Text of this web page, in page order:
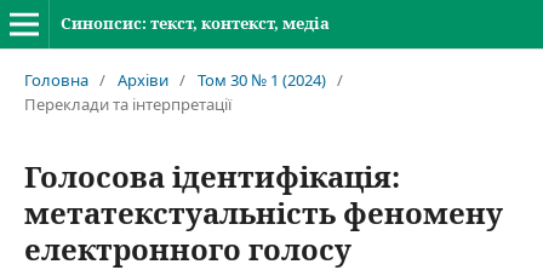
Синопсис: текст, контекст, медіа
Головна / Архіви / Том 30 № 1 (2024) /
Переклади та інтерпретації
Голосова ідентифікація:
метатекстуальність феномену
електронного голосу